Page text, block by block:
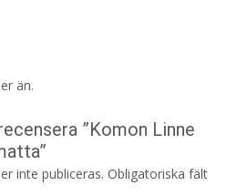
än.
”Komon Linne
inte publiceras. Obligatoriska fält